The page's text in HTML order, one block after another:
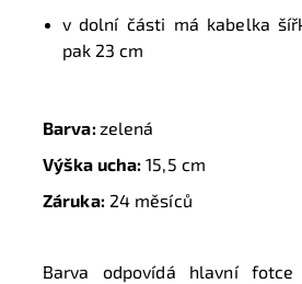
v dolní části má kabelka
pak 23 cm
Barva:zelená
Výška ucha: 15,5 cm
Záruka:24 měsíců
Barva odpovídá hlavní